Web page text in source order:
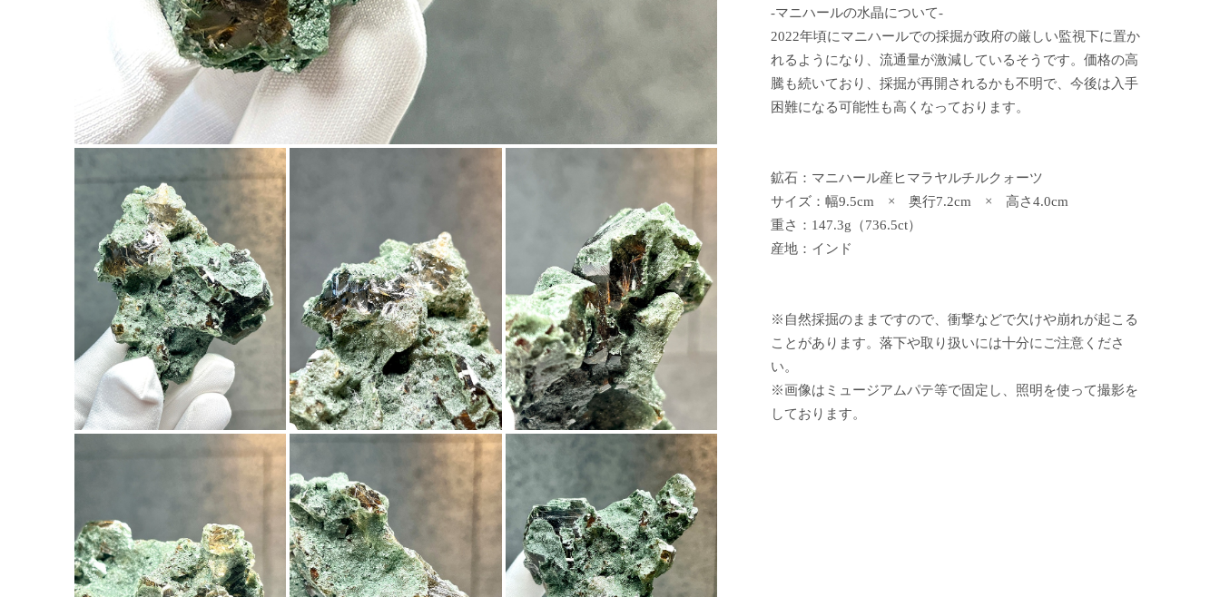
-マニハールの水晶について-
2022年頃にマニハールでの採掘が政府の厳しい監視下に置か
れるようになり、流通量が激減しているそうです。価格の高
騰も続いており、採掘が再開されるかも不明で、今後は入手
困難になる可能性も高くなっております。
鉱石：マニハール産ヒマラヤルチルクォーツ
サイズ：幅9.5cm × 奥行7.2cm × 高さ4.0cm
重さ：147.3g（736.5ct）
産地：インド
※自然採掘のままですので、衝撃などで欠けや崩れが起こる
ことがあります。落下や取り扱いには十分にご注意くださ
い。
※画像はミュージアムパテ等で固定し、照明を使って撮影を
しております。